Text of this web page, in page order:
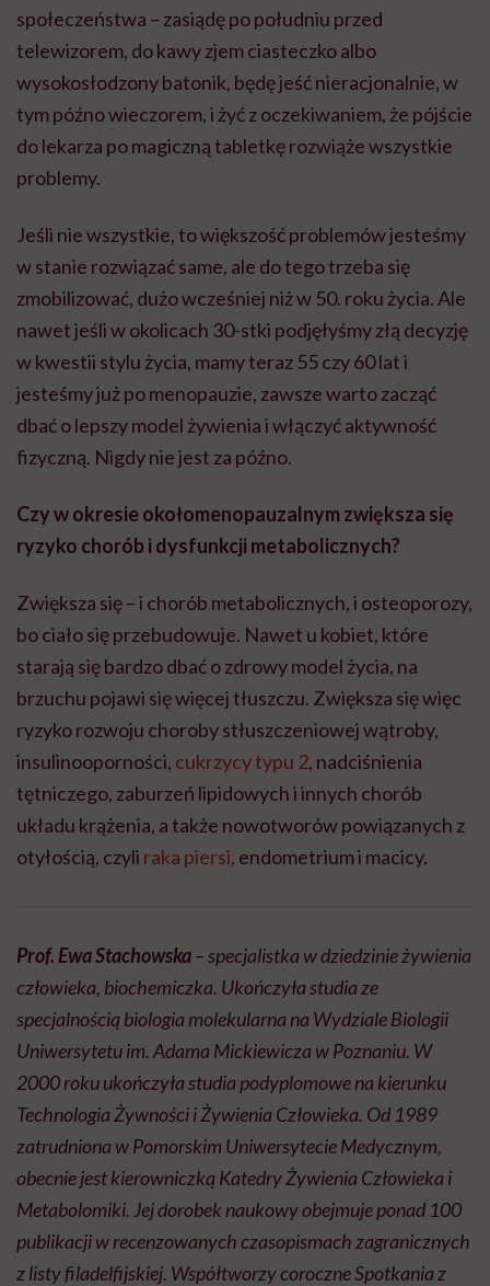
społeczeństwa – zasiądę po południu przed
telewizorem, do kawy zjem ciasteczko albo
wysokosłodzony batonik, będę jeść nieracjonalnie, w
tym późno wieczorem, i żyć z oczekiwaniem, że pójście
do lekarza po magiczną tabletkę rozwiąże wszystkie
problemy.
Jeśli nie wszystkie, to większość problemów jesteśmy
w stanie rozwiązać same, ale do tego trzeba się
zmobilizować, dużo wcześniej niż w 50. roku życia. Ale
nawet jeśli w okolicach 30-stki podjęłyśmy złą decyzję
w kwestii stylu życia, mamy teraz 55 czy 60 lat i
jesteśmy już po menopauzie, zawsze warto zacząć
dbać o lepszy model żywienia i włączyć aktywność
fizyczną. Nigdy nie jest za późno.
Czy w okresie okołomenopauzalnym zwiększa się
ryzyko chorób i dysfunkcji metabolicznych?
Zwiększa się – i chorób metabolicznych, i osteoporozy,
bo ciało się przebudowuje. Nawet u kobiet, które
starają się bardzo dbać o zdrowy model życia, na
brzuchu pojawi się więcej tłuszczu. Zwiększa się więc
ryzyko rozwoju choroby stłuszczeniowej wątroby,
insulinooporności, cukrzycy typu 2, nadciśnienia
tętniczego, zaburzeń lipidowych i innych chorób
układu krążenia, a także nowotworów powiązanych z
otyłością, czyli raka piersi, endometrium i macicy.
Prof. Ewa Stachowska– specjalistka w dziedzinie żywienia
człowieka, biochemiczka. Ukończyła studia ze
specjalnością biologia molekularna na Wydziale Biologii
Uniwersytetu im. Adama Mickiewicza w Poznaniu. W
2000 roku ukończyła studia podyplomowe na kierunku
Technologia Żywności i Żywienia Człowieka. Od 1989
zatrudniona w Pomorskim Uniwersytecie Medycznym,
obecnie jest kierowniczką Katedry Żywienia Człowieka i
Metabolomiki. Jej dorobek naukowy obejmuje ponad 100
publikacji w recenzowanych czasopismach zagranicznych
z listy filadelfijskiej. Współtworzy coroczne Spotkania z